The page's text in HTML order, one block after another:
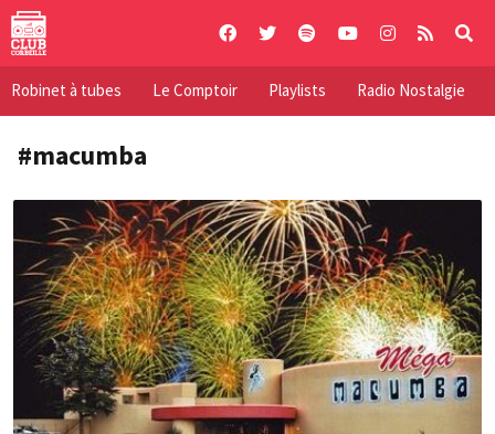
Skip
content
Robinet à tubes Le Comptoir Playlists Radio Nostalgie
#macumba